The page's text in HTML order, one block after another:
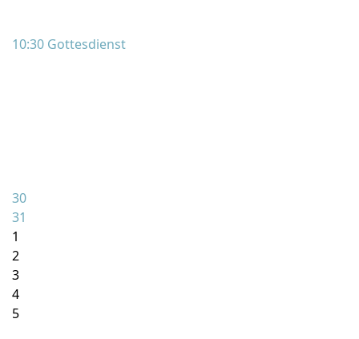
10:30 Gottesdienst
30
31
1
2
3
4
5